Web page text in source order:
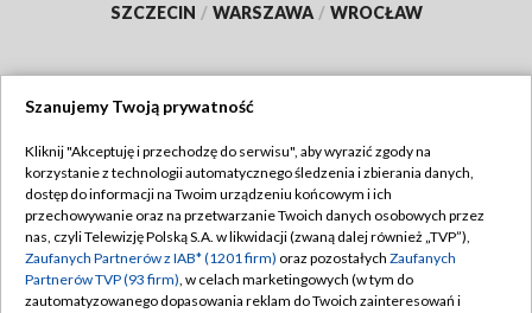
SZCZECIN / WARSZAWA / WROCŁAW
TVP
Abonament TVP
Emisja w TVP
Centrum informacji TVP
Regulamin TVP
Polityka prywatności
Moje zgody
Szanujemy Twoją prywatność
Kliknij "Akceptuję i przechodzę do serwisu", aby wyrazić zgody na
korzystanie z technologii automatycznego śledzenia i zbierania danych,
dostęp do informacji na Twoim urządzeniu końcowym i ich
przechowywanie oraz na przetwarzanie Twoich danych osobowych przez
nas, czyli Telewizję Polską S.A. w likwidacji (zwaną dalej również „TVP”),
Zaufanych Partnerów z IAB* (1201 firm) oraz pozostałych Zaufanych
Partnerów TVP (93 firm), w celach marketingowych (w tym do
zautomatyzowanego dopasowania reklam do Twoich zainteresowań i